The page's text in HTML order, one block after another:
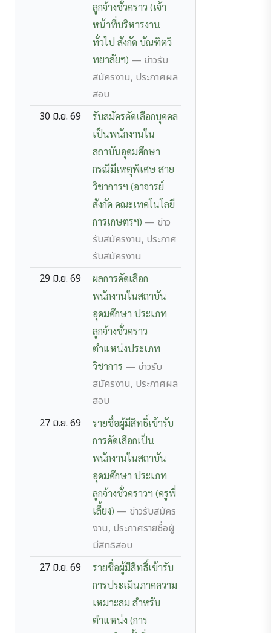
ลูกจ้างชั่วคราว (เจ้า
หน้าที่บริหารงาน
ทั่วไป สังกัด บัณฑิตวิ
ทยาลัยฯ) — ข่าวรับ
สมัครงาน, ประกาศผล
สอบ
30 มิ.ย. 69
รับสมัครคัดเลือกบุคคล
เป็นพนักงานใน
สถาบันอุดมศึกษา
กรณีมีเหตุพิเศษ สาย
วิชาการฯ (อาจารย์
สังกัด คณะเทคโนโลยี
การเกษตรฯ) — ข่าว
รับสมัครงาน, ประกาศ
รับสมัครงาน
29 มิ.ย. 69
ผลการคัดเลือก
พนักงานในสถาบัน
อุดมศึกษา ประเภท
ลูกจ้างชั่วคราว
ตำแหน่งประเภท
วิชาการ — ข่าวรับ
สมัครงาน, ประกาศผล
สอบ
27 มิ.ย. 69
รายชื่อผู้มีสิทธิ์เข้ารับ
การคัดเลือกเป็น
พนักงานในสถาบัน
อุดมศึกษา ประเภท
ลูกจ้างชั่วคราวฯ (ครูพี่
เลี้ยง) — ข่าวรับสมัคร
งาน, ประกาศรายชื่อผู้
มีสิทธิสอบ
27 มิ.ย. 69
รายชื่อผู้มีสิทธิ์เข้ารับ
การประเมินภาคความ
เหมาะสม สำหรับ
ตำแหน่ง (การ